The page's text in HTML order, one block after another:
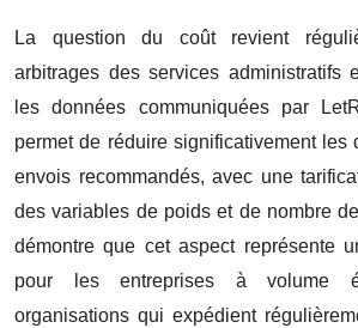
La question du coût revient
arbitrages des services administratifs
les données communiquées par
permet de réduire significativement les
envois recommandés, avec une
des variables de poids et de nombre
démontre que cet aspect représente
pour les entreprises à volume
organisations qui expédient